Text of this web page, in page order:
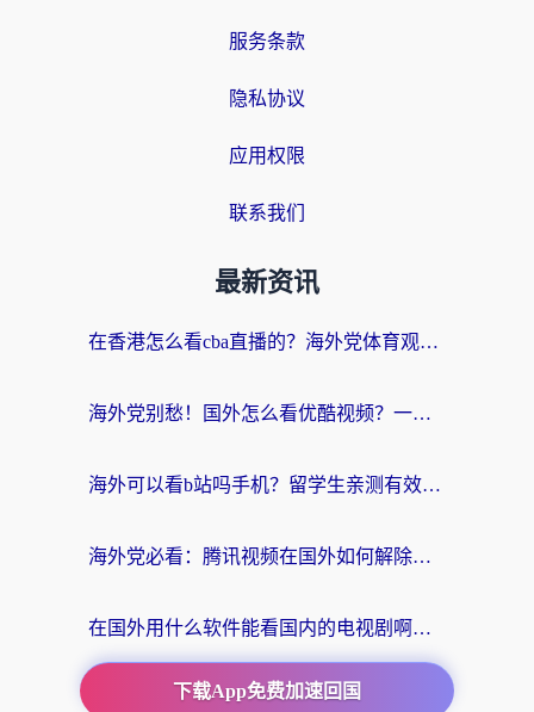
服务条款
隐私协议
应用权限
联系我们
最新资讯
在香港怎么看cba直播的？海外党体育观赛终极指南：告别版权限制，畅享中文解说
海外党别愁！国外怎么看优酷视频？一招解决追剧、看直播难题
海外可以看b站吗手机？留学生亲测有效的回国加速指南
海外党必看：腾讯视频在国外如何解除地域限制？附优酷咪咕使用指南
在国外用什么软件能看国内的电视剧啊？留学生亲测有效的回国加速方案
下载App免费加速回国